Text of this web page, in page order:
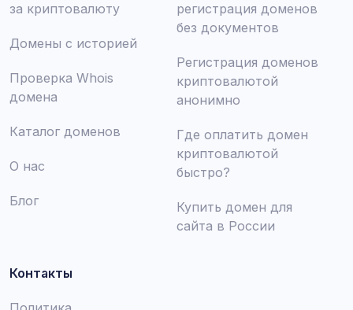
за криптовалюту
Домены с историей
Проверка Whois
домена
Каталог доменов
О нас
Блог
регистрация доменов
без документов
Регистрация доменов
криптовалютой
анонимно
Где оплатить домен
криптовалютой
быстро?
Купить домен для
сайта в России
Контакты